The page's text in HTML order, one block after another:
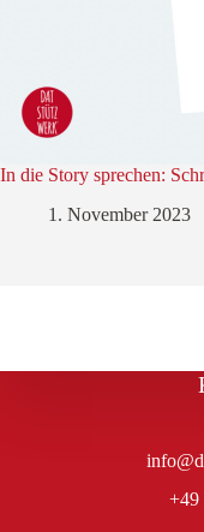
In die Story sprechen:
1. November 2023
+49